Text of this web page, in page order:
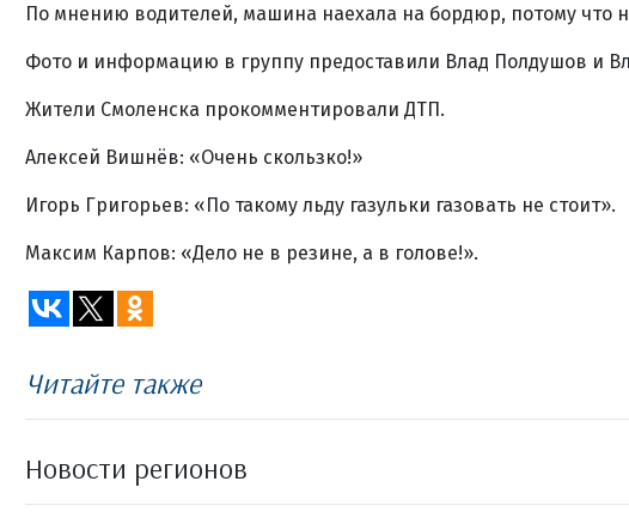
По мнению водителей, машина наехала на бордюр, потому что
Фото и информацию в группу предоставили Влад Полдушов и
Жители Смоленска прокомментировали ДТП.
Алексей Вишнёв: «Очень скользко!»
Игорь Григорьев: «По такому льду газульки газовать не стоит».
Максим Карпов: «Дело не в резине, а в голове!».
Читайте также
Новости регионов